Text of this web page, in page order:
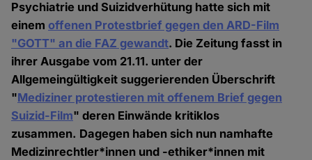
Psychiatrie und Suizidverhütung hatte sich mit
einemoffenen Protestbrief gegen den ARD-Film
"GOTT" an die FAZ gewandt. Die Zeitung fasst in
ihrer Ausgabe vom 21.11. unter der
Allgemeingültigkeit suggerierenden Überschrift
"Mediziner protestieren mit offenem Brief gegen
Suizid-Film" deren Einwände kritiklos
zusammen. Dagegen haben sich nun namhafte
Medizinrechtler*innen und -ethiker*innen mit